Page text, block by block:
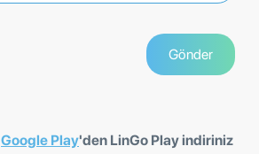
Google Play'den LinGo Play indiriniz